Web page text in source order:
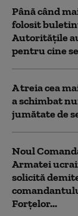
Până când
folosit
Autoritățile
pentru cine
A treia cea
a schimbat
jumătate de
Noul
Armatei
solicită
Forțelor...